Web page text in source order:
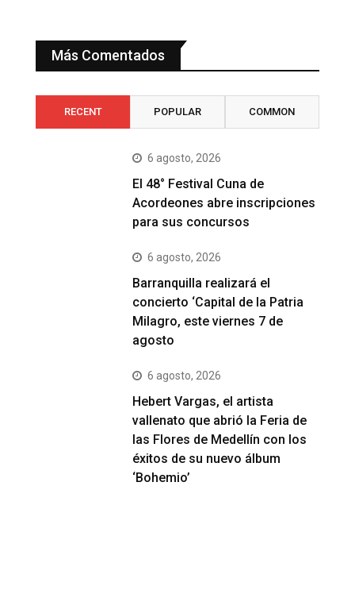
Más Comentados
RECENT POPULAR COMMON
6 agosto, 2026
El 48° Festival Cuna de
Acordeones abre inscripciones
para sus concursos
6 agosto, 2026
Barranquilla realizará el
concierto ‘Capital de la Patria
Milagro, este viernes 7 de
agosto
6 agosto, 2026
Hebert Vargas, el artista
vallenato que abrió la Feria de
las Flores de Medellín con los
éxitos de su nuevo álbum
‘Bohemio’